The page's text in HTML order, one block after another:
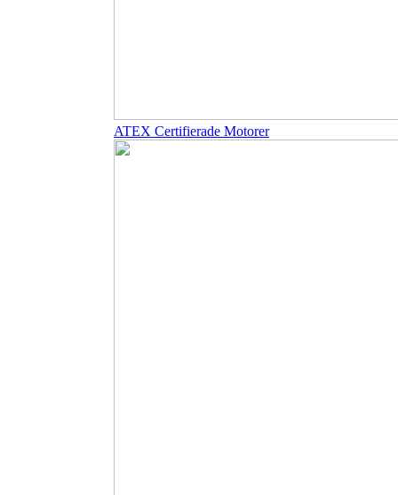
ATEX Certifierade Motorer